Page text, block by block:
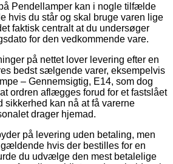
Pendellamper kan i nogle tilfælde
hvis du står og skal bruge varen lige
faktisk centralt at du undersøger
for den vedkommende vare.
på nettet lover levering efter en
bedst sælgende varer, eksempelvis
– Gennemsigtig, E14, som dog
ordren aflægges forud for et fastslået
sikkerhed kan nå at få varerne
drager hjemad.
på levering uden betaling, men
hvis der bestilles for en
du udvælge den mest betalelige